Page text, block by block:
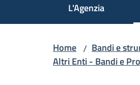
L'Agenzia
Home / Bandi e
Altri Enti - Bandi e